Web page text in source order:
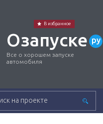
Озапуске ру
Все о хорошем запуске
автомобиля
В избранное